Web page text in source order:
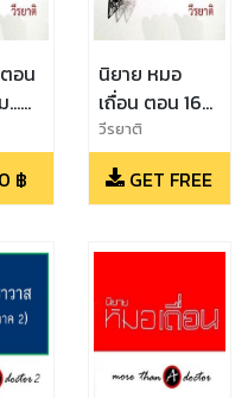
อน
…
฿
นิยาย หมอ
เถื่อน ตอน 16
ฤทธิ์หงส์
วีรยาติ
GET FREE